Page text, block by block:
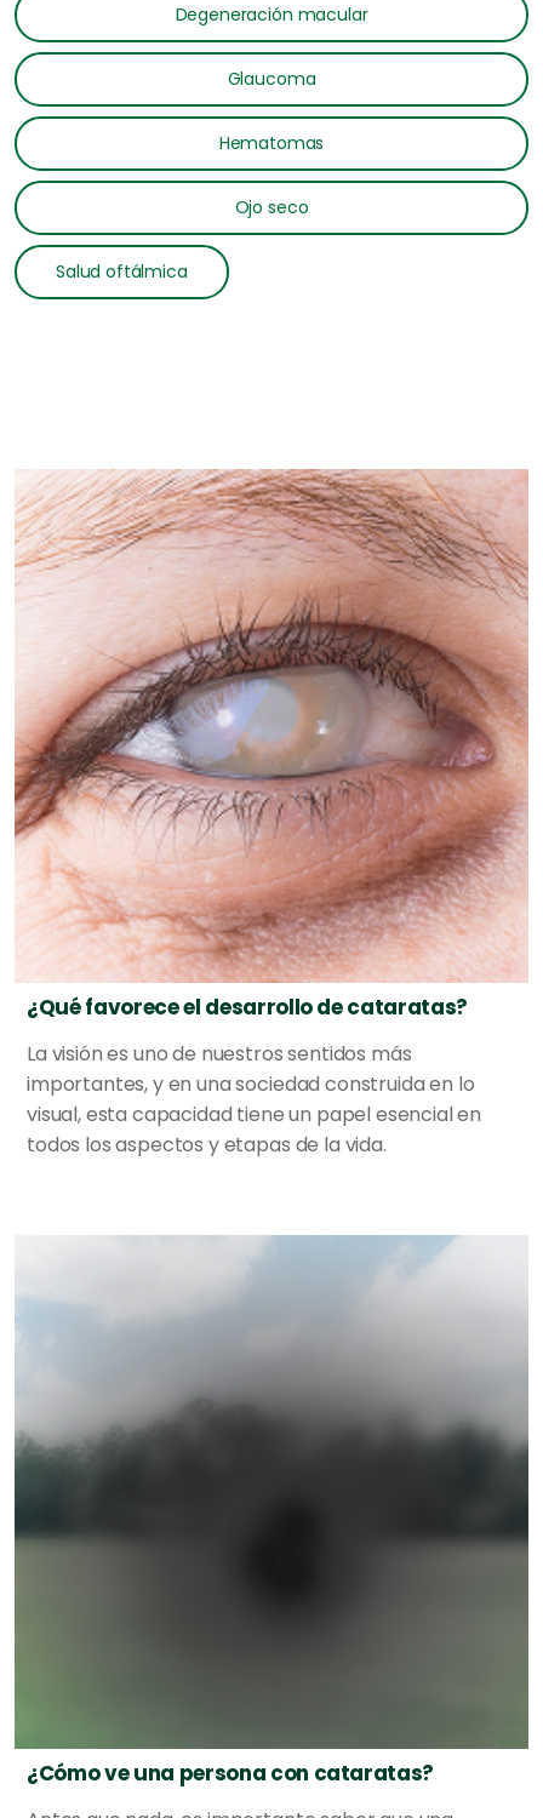
Degeneración macular
Glaucoma
Hematomas
Ojo seco
Salud oftálmica
¿Qué favorece el desarrollo de cataratas?
La visión es uno de nuestros sentidos más
importantes, y en una sociedad construida en lo
visual, esta capacidad tiene un papel esencial en
todos los aspectos y etapas de la vida.
¿Cómo ve una persona con cataratas?